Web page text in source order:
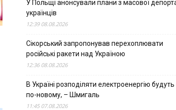
У Польщі анонсували плани з масової
українців
12:39 08.08.2026
Сікорський запропонував перехоплювати
російські ракети над Україною
12:36 08.08.2026
В Україні розподіляти електроенергію будуть
по-новому, – Шмигаль
11:45 07.08.2026